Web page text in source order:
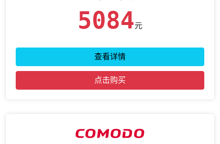
5084元
查看详情
点击购买